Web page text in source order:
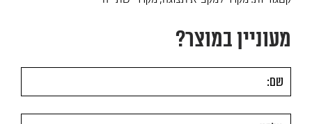
מעוניין במוצר?